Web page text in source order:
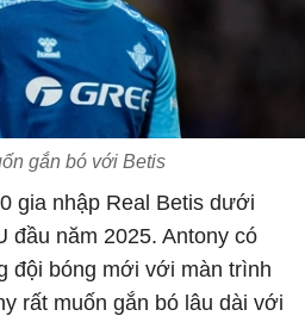
gắn bó với Betis
gia nhập Real Betis dưới
đầu năm 2025. Antony có
đội bóng mới với màn trình
rất muốn gắn bó lâu dài với